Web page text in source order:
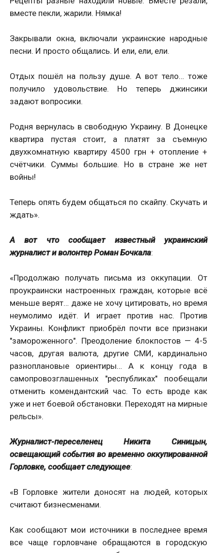
вместе пекли, жарили. Нямка!
Закрывали окна, включали украинские народные
песни. И просто общались. И ели, ели, ели.
Отдых пошёл на пользу душе. А вот тело… тоже
получило удовольствие. Но теперь джинсики
задают вопросики.
Родня вернулась в свободную Украину. В Донецке
квартира пустая стоит, а платят за съемную
двухкомнатную квартиру 4500 грн + отопление +
счётчики. Суммы большие. Но в стране же нет
войны!
Теперь опять будем общаться по скайпу. Скучать и
ждать».
А вот что сообщает известный украинский
журналист и волонтер Роман Бочкала:
«Продолжаю получать письма из оккупации. От
проукраински настроенных граждан, которые всё
меньше верят… даже не хочу цитировать, но время
неумолимо идёт. И играет против нас. Против
Украины. Конфликт приобрёл почти все признаки
"замороженного". Преодоление блокпостов — 4-5
часов, другая валюта, другие СМИ, кардинально
разноплановые ориентиры… А к концу года в
самопровозглашенных "республиках" пообещали
отменить комендантский час. То есть вроде как
уже и нет боевой обстановки. Переходят на мирные
рельсы».
Журналист-переселенец Никита Синицын,
освещающий события во временно оккупированной
Горловке, сообщает следующее:
«В Горловке жители доносят на людей, которых
считают бизнесменами.
Как сообщают мои источники в последнее время
все чаще горловчане обращаются в городскую